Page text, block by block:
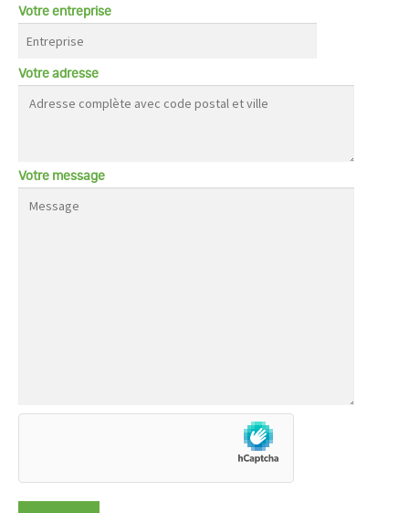
Votre entreprise
Votre adresse
Votre message